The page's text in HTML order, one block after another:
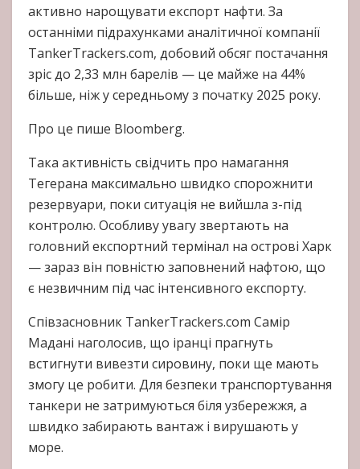
активно нарощувати експорт нафти. За
останніми підрахунками аналітичної компанії
TankerTrackers.com, добовий обсяг постачання
зріс до 2,33 млн барелів — це майже на 44%
більше, ніж у середньому з початку 2025 року.
Про це пише Bloomberg.
Така активність свідчить про намагання
Тегерана максимально швидко спорожнити
резервуари, поки ситуація не вийшла з-під
контролю. Особливу увагу звертають на
головний експортний термінал на острові Харк
— зараз він повністю заповнений нафтою, що
є незвичним під час інтенсивного експорту.
Співзасновник TankerTrackers.com Самір
Мадані наголосив, що іранці прагнуть
встигнути вивезти сировину, поки ще мають
змогу це робити. Для безпеки транспортування
танкери не затримуються біля узбережжя, а
швидко забирають вантаж і вирушають у
море.